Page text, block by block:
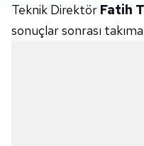
Teknik Direktör Fatih
sonuçlar sonrası